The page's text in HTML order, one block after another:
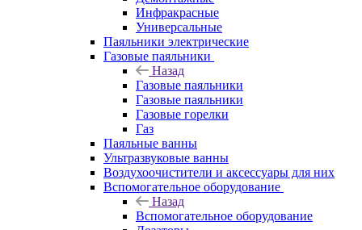
Инфракрасные
Универсальные
Паяльники электрические
Газовые паяльники
Назад
Газовые паяльники
Газовые паяльники
Газовые горелки
Газ
Паяльные ванны
Ультразвуковые ванны
Воздухоочистители и аксессуары для них
Вспомогательное оборудование
Назад
Вспомогательное оборудование